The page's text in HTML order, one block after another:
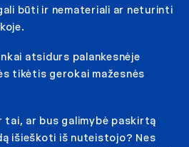
būti ir nemateriali ar neturinti
atsidurs palankesnėje
tikėtis gerokai mažesnės
ar bus galimybė paskirtą
išieškoti iš nuteistojo? Nes